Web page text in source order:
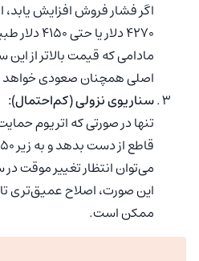
اگر فشار فروش افزایش
۴۲۷۰ دلار
مادامی که قیمت بالاتر از
اصلی همچنان صعودی خواهد
سناریوی نزولی (کم‌احتمال):
می‌توان انتظار تغییر موقت در
ممکن است.